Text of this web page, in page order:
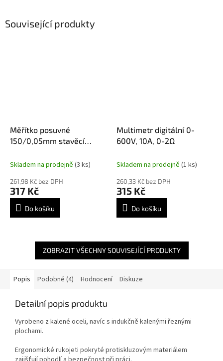
Související produkty
Měřítko posuvné
150/0,05mm stavěcí
Skladem na prodejně (3 ks)
261,98 Kč bez DPH
317 Kč
Do košíku
Multimetr digitální 0-
600V, 10A, 0-2Ω
Skladem na prodejně (1 ks)
260,33 Kč bez DPH
315 Kč
Do košíku
ZOBRAZIT VŠECHNY SOUVISEJÍCÍ PRODUKTY
Popis Podobné (4) Hodnocení Diskuze
Detailní popis produktu
Vyrobeno z kalené oceli, navíc s indukčně kalenými řeznými
plochami.
Ergonomické rukojeti pokryté protiskluzovým materiálem